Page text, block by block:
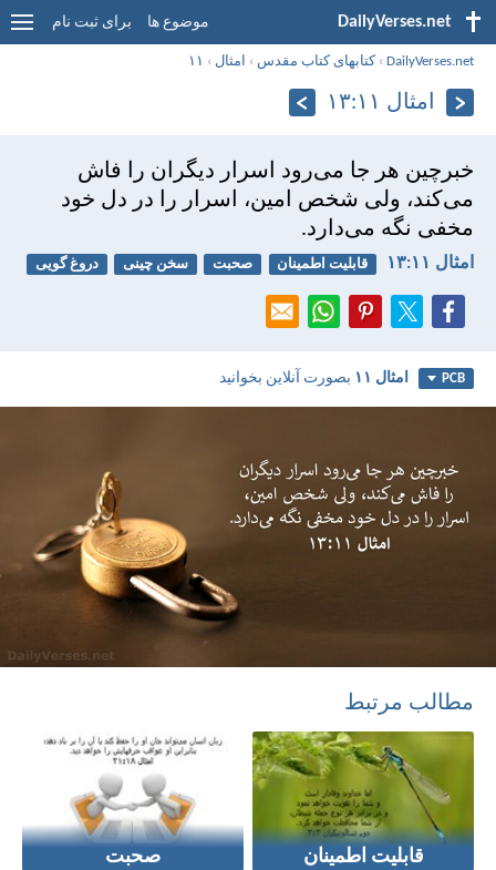
DailyVerses.net موضوع ها برای ثبت نام
DailyVerses.net
›کتابهای کتاب مقدس › امثال › ۱۱
امثال ۱۱:‏۱۳
خبرچين هر جا می‌رود اسرار ديگران را فاش
می‌كند، ولی شخص امين، اسرار را در دل خود
مخفی نگه می‌دارد.
امثال ۱۱:‏۱۳ قابلیت اطمینان صحبت سخن چینی دروغ گویی
PCB امثال ۱۱ بصورت آنلاین بخوانید
مطالب مرتبط
قابلیت اطمینان صحبت